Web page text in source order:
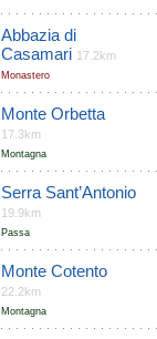
Abbazia di
Casamari 17.2km
Monastero
Monte Orbetta
17.3km
Montagna
Serra Sant’Antonio
19.9km
Passa
Monte Cotento
22.2km
Montagna